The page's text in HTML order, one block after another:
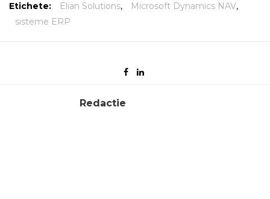
Etichete: Elian Solutions, Microsoft Dynamics NAV,
sisteme ERP
Redactie